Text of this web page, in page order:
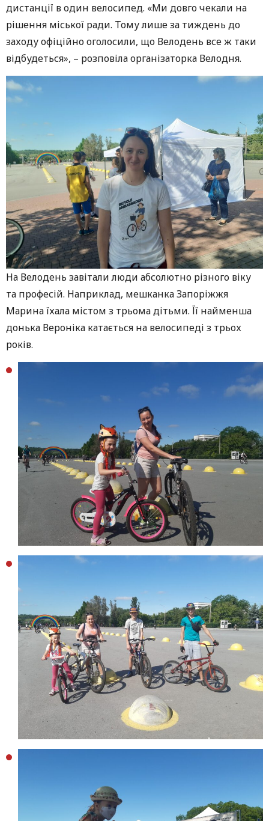
дистанції в один велосипед. «Ми довго чекали на
рішення міської ради. Тому лише за тиждень до
заходу офіційно оголосили, що Велодень все ж таки
відбудеться», – розповіла організаторка Велодня.
На Велодень завітали люди абсолютно різного віку
та професій. Наприклад, мешканка Запоріжжя
Марина їхала містом з трьома дітьми. Її найменша
донька Вероніка катається на велосипеді з трьох
років.